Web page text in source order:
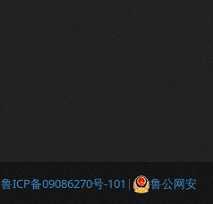
鲁ICP备09086270号-101 |
鲁公网安